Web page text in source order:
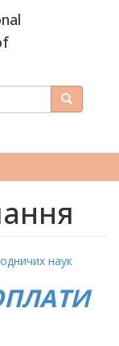
Search
наук